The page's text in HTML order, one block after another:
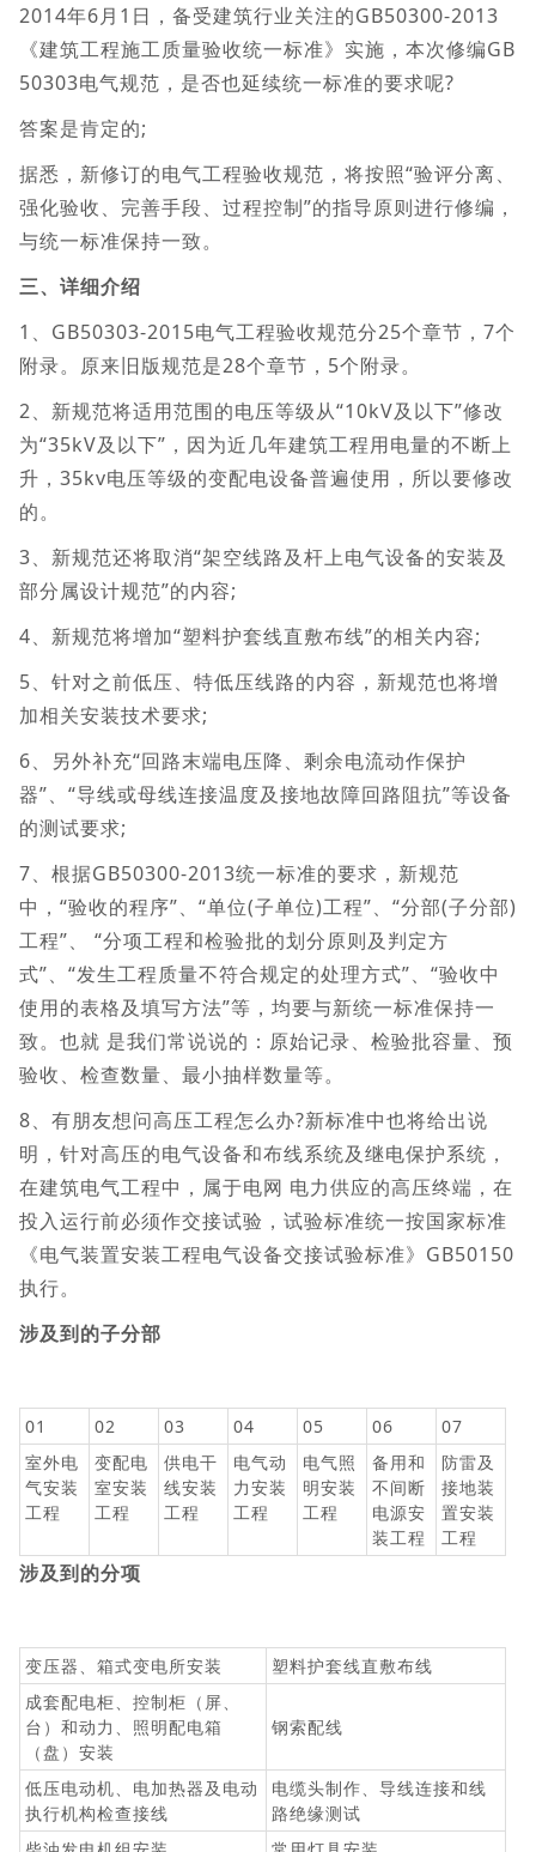
2014年6月1日，备受建筑行业关注的GB50300-2013
《建筑工程施工质量验收统一标准》实施，本次修编GB
50303电气规范，是否也延续统一标准的要求呢?
答案是肯定的;
据悉，新修订的电气工程验收规范，将按照“验评分离、
强化验收、完善手段、过程控制”的指导原则进行修编，
与统一标准保持一致。
三、详细介绍
1、GB50303-2015电气工程验收规范分25个章节，7个
附录。原来旧版规范是28个章节，5个附录。
2、新规范将适用范围的电压等级从“10kV及以下”修改
为“35kV及以下”，因为近几年建筑工程用电量的不断上
升，35kv电压等级的变配电设备普遍使用，所以要修改
的。
3、新规范还将取消“架空线路及杆上电气设备的安装及
部分属设计规范”的内容;
4、新规范将增加“塑料护套线直敷布线”的相关内容;
5、针对之前低压、特低压线路的内容，新规范也将增
加相关安装技术要求;
6、另外补充“回路末端电压降、剩余电流动作保护
器”、“导线或母线连接温度及接地故障回路阻抗”等设备
的测试要求;
7、根据GB50300-2013统一标准的要求，新规范
中，“验收的程序”、“单位(子单位)工程”、“分部(子分部)
工程”、 “分项工程和检验批的划分原则及判定方
式”、“发生工程质量不符合规定的处理方式”、“验收中
使用的表格及填写方法”等，均要与新统一标准保持一
致。也就 是我们常说说的：原始记录、检验批容量、预
验收、检查数量、最小抽样数量等。
8、有朋友想问高压工程怎么办?新标准中也将给出说
明，针对高压的电气设备和布线系统及继电保护系统，
在建筑电气工程中，属于电网 电力供应的高压终端，在
投入运行前必须作交接试验，试验标准统一按国家标准
《电气装置安装工程电气设备交接试验标准》GB50150
执行。
涉及到的子分部
01 02 03 04 05 06
07
室外电
气安装
工程
变配电
室安装
工程
供电干
线安装
工程
电气动
力安装
工程
电气照
明安装
工程
备用和
不间断
电源安
装工程
防雷及
接地装
置安装
工程
涉及到的分项
变压器、箱式变电所安装
塑料护套线直敷布线
成套配电柜、控制柜（屏、
台）和动力、照明配电箱
（盘）安装
钢索配线
低压电动机、电加热器及电动
执行机构检查接线
电缆头制作、导线连接和线
路绝缘测试